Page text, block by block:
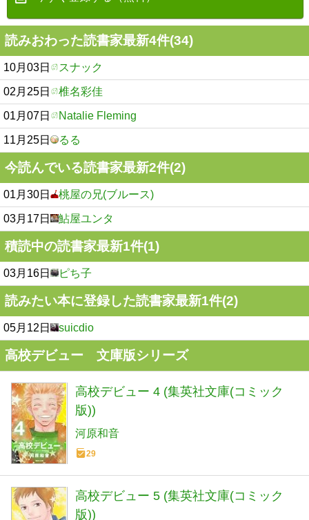
読みおわった読書家最新4件(34)
10月03日 スナック
02月25日 椎名彩佳
01月07日 Natalie Fleming
11月25日 るる
今読んでいる読書家最新2件(2)
01月30日 桃屋の兄(ブルース)
03月17日 鮎屋ユンタ
積読中の読書家最新1件(1)
03月16日 ピち子
読みたい本に登録した読書家最新1件(2)
05月12日 suicdio
高校デビュー 文庫版シリーズ
高校デビュー 4 (集英社文庫(コミック
版))
河原和音
29
高校デビュー 5 (集英社文庫(コミック
版))